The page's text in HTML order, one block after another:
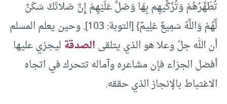
تُطَهِّرُهُمْ وَتُزَكِّيهِم بِهَا وَصَلِّ عَلَيْهِمْ إِنَّ صَلاتَكَ سَكَنٌ
لَّهُمْ وَاللَّهُ سَمِيعٌ عَلِيمٌ} [التوبة: 103]. وحين يعلم المسلم
أن الله جلّ وعلا هو الذي يتلقىالصدقةليجزي عليها
أفضل الجزاء فإن مشاعره وآماله تتحرك في اتجاه
الاغتباط بالإنجاز الذي حققه.